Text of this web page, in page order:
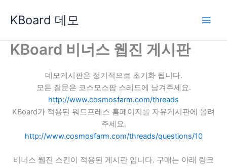
로
KBoard 데모
KBoard 비너스 웹진 게시판
데모게시판은 정기적으로 초기화 됩니다.
모든 질문은 코스모스팜 스레드에 남겨주세요.
http://www.cosmosfarm.com/threads
KBoard가 적용된 워드프레스 홈페이지를 자유게시판에 올려
주세요.
http://www.cosmosfarm.com/threads/questions/10
비너스 웹진 스킨이 적용된 게시판 입니다. 구매는 아래 링크